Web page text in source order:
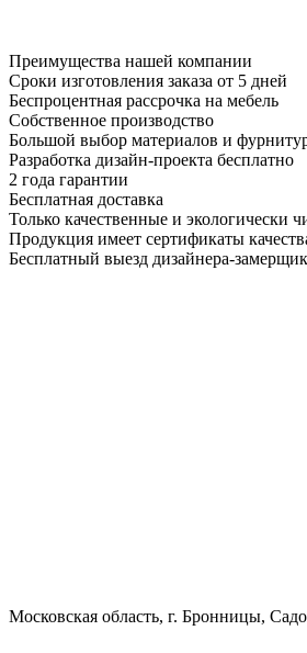
Преимущества нашей компании
Сроки изготовления заказа от 5 дней
Беспроцентная рассрочка на мебель
Собственное производство
Большой выбор материалов и
Разработка дизайн-проекта бесплатно
2 года гарантии
Бесплатная доставка
Только качественные и экологически
Продукция имеет сертификаты
Бесплатный выезд дизайнера-
Московская область, г. Бронницы,